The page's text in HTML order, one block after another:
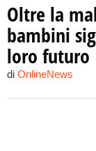
Oltre la
bambini
loro futuro
di OnlineNews